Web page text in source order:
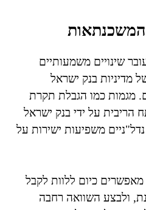
שינויים משמעותיים
מדיניות בנק ישראל
מגמות כמו הגבלת תקרת
הריבית על ידי בנק ישראל
משפיעות ישירות על
מאפשרים כיום ללוות לקבל
ולבצע השוואה רחבה